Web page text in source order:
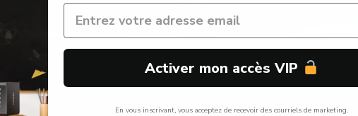
Activer mon accès VIP
En vous inscrivant, vous acceptez de recevoir des courriels de marketing.